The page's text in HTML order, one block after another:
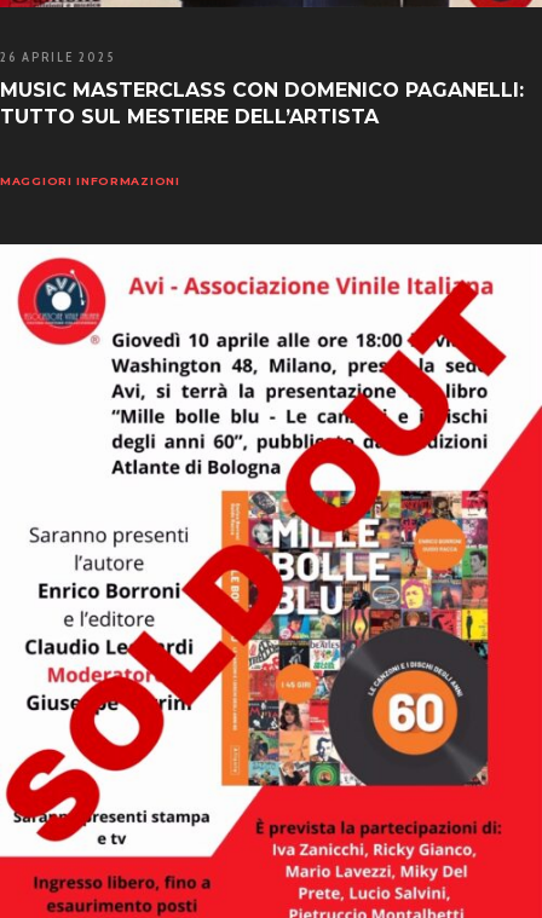
26 APRILE 2025
MUSIC MASTERCLASS CON DOMENICO PAGANELLI:
TUTTO SUL MESTIERE DELL’ARTISTA
MAGGIORI INFORMAZIONI